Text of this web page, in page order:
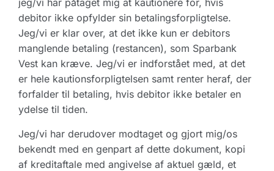
jeg/vi har påtaget mig at kautionere for, hvis
debitor ikke opfylder sin betalingsforpligtelse.
Jeg/vi er klar over, at det ikke kun er debitors
manglende betaling (restancen), som Sparbank
Vest kan kræve. Jeg/vi er indforstået med, at det
er hele kautionsforpligtelsen samt renter heraf, der
forfalder til betaling, hvis debitor ikke betaler en
ydelse til tiden.
Jeg/vi har derudover modtaget og gjort mig/os
bekendt med en genpart af dette dokument, kopi
af kreditaftale med angivelse af aktuel gæld, et